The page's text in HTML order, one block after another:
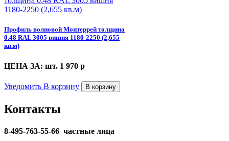
Профиль волновой Монтеррей толщина
0.48 RAL 3005 вишня 1180-2250 (2,655
кв.м)
ЦЕНА ЗА: шт. 1 970 p
Уведомить В корзину В корзину
Контакты
8-495-763-55-66 частные лица